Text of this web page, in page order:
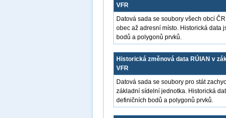
VFR
Datová sada se soubory všech obcí
obec až adresní místo. Historická data
bodů a polygonů prvků.
Historická změnová data RÚIAN v
VFR
Datová sada se soubory pro stát
základní sídelní jednotka. Historická
definičních bodů a polygonů prvků.